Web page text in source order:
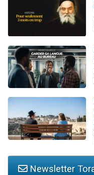
Newsletter